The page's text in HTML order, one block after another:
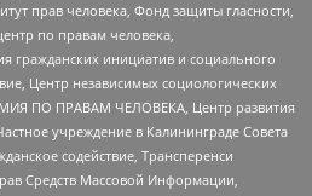
прав человека, Фонд защиты гласности,
по правам человека,
гражданских инициатив и социального
Центр независимых социологических
ПО ПРАВАМ ЧЕЛОВЕКА, Центр развития
учреждение в Калининграде Совета
содействие, Трансперенси
Средств Массовой Информации,